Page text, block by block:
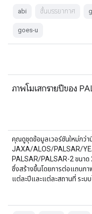
abi ชั้นบรรยากาศ
goes-u
ภาพโมเสกรายปีของ
คุณดูชุดข้อมูลเวอร์ชันใหม่กว่
JAXA/ALOS/PALSAR/
PALSAR/PALSAR-2 ขนาด
ซึ่งสร้างขึ้นโดยการต่อแถบภ
แต่ละปีและแต่ละสถานที่ ระบ